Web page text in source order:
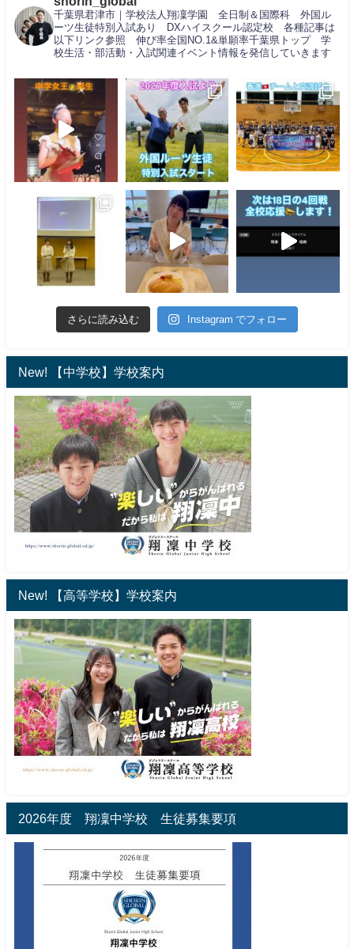
千葉県君津市｜学校法人翔凜学園 全日制＆国際科 外国ル
ーツ生徒特別入試あり DXハイスクール認定校 各種記事は
以下リンク参照 伸び率全国NO.1&単願率千葉県トップ 学
校生活・部活動・入試関連イベント情報を発信していきます
さらに読み込む Instagram でフォロー
New! 【中学校】学校案内
New! 【高等学校】学校案内
2026年度 翔凜中学校 生徒募集要項